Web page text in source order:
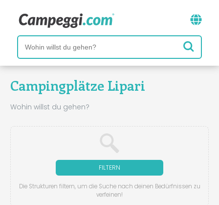
Campingplätze Lipari
Wohin willst du gehen?
FILTERN
Die Strukturen filtern, um die Suche nach deinen Bedürfnissen zu
verfeinen!